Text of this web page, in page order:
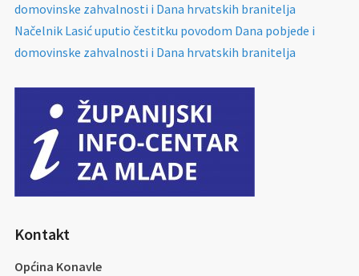
domovinske zahvalnosti i Dana hrvatskih branitelja
Načelnik Lasić uputio čestitku povodom Dana pobjede i
domovinske zahvalnosti i Dana hrvatskih branitelja
Kontakt
Općina Konavle